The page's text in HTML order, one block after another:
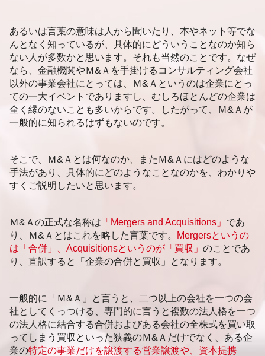
企業価値評価 指標
新潟市 後継者問題
新潟市 後継者不在 相談
札幌市 後継者不在 相談
福岡市 企業価値評価
福岡市 事業承継
あるいは言葉の意味は人から聞いたり、本やネット等でな
んとなく知っているが、具体的にどういうことなのか知ら
ない人が多数かと思います。それも当然のことです。なぜ
なら、金融機関やＭ&Ａを手掛けるコンサルティング会社
以外の事業会社にとっては、Ｍ&Ａというのは企業にとっ
ての一大イベントでありますし、むしろほとんどの企業は
全く縁のないことも多いからです。したがって、Ｍ&Ａが
一般的に知られるはずもないのです。
そこで、Ｍ&Ａとは何なのか、またＭ&Ａにはどのような
手法があり、具体的にどのようなことなのかを、わかりや
すくご説明したいと思います。
Ｍ&Ａの正式な名称は 「Mergers and Acquisitions」 であ
り、Ｍ&Ａとはこれを略した言葉です。
Mergersというの
は「合併」、Acquisitionsというのが「買収」 のことであ
り、直訳すると「企業の合併と買収」となります。
一般的に「Ｍ&Ａ」と言うと、二つ以上の会社を一つの会
社としてくっつける、専門的に言うと複数の法人格を一つ
の法人格に結合する合併およびある会社の全株式を買い取
ってしまう買収といった狭義のＭ&Ａだけでなく、ある企
業の特定の事業だけを譲渡する営業譲渡や、資本提携